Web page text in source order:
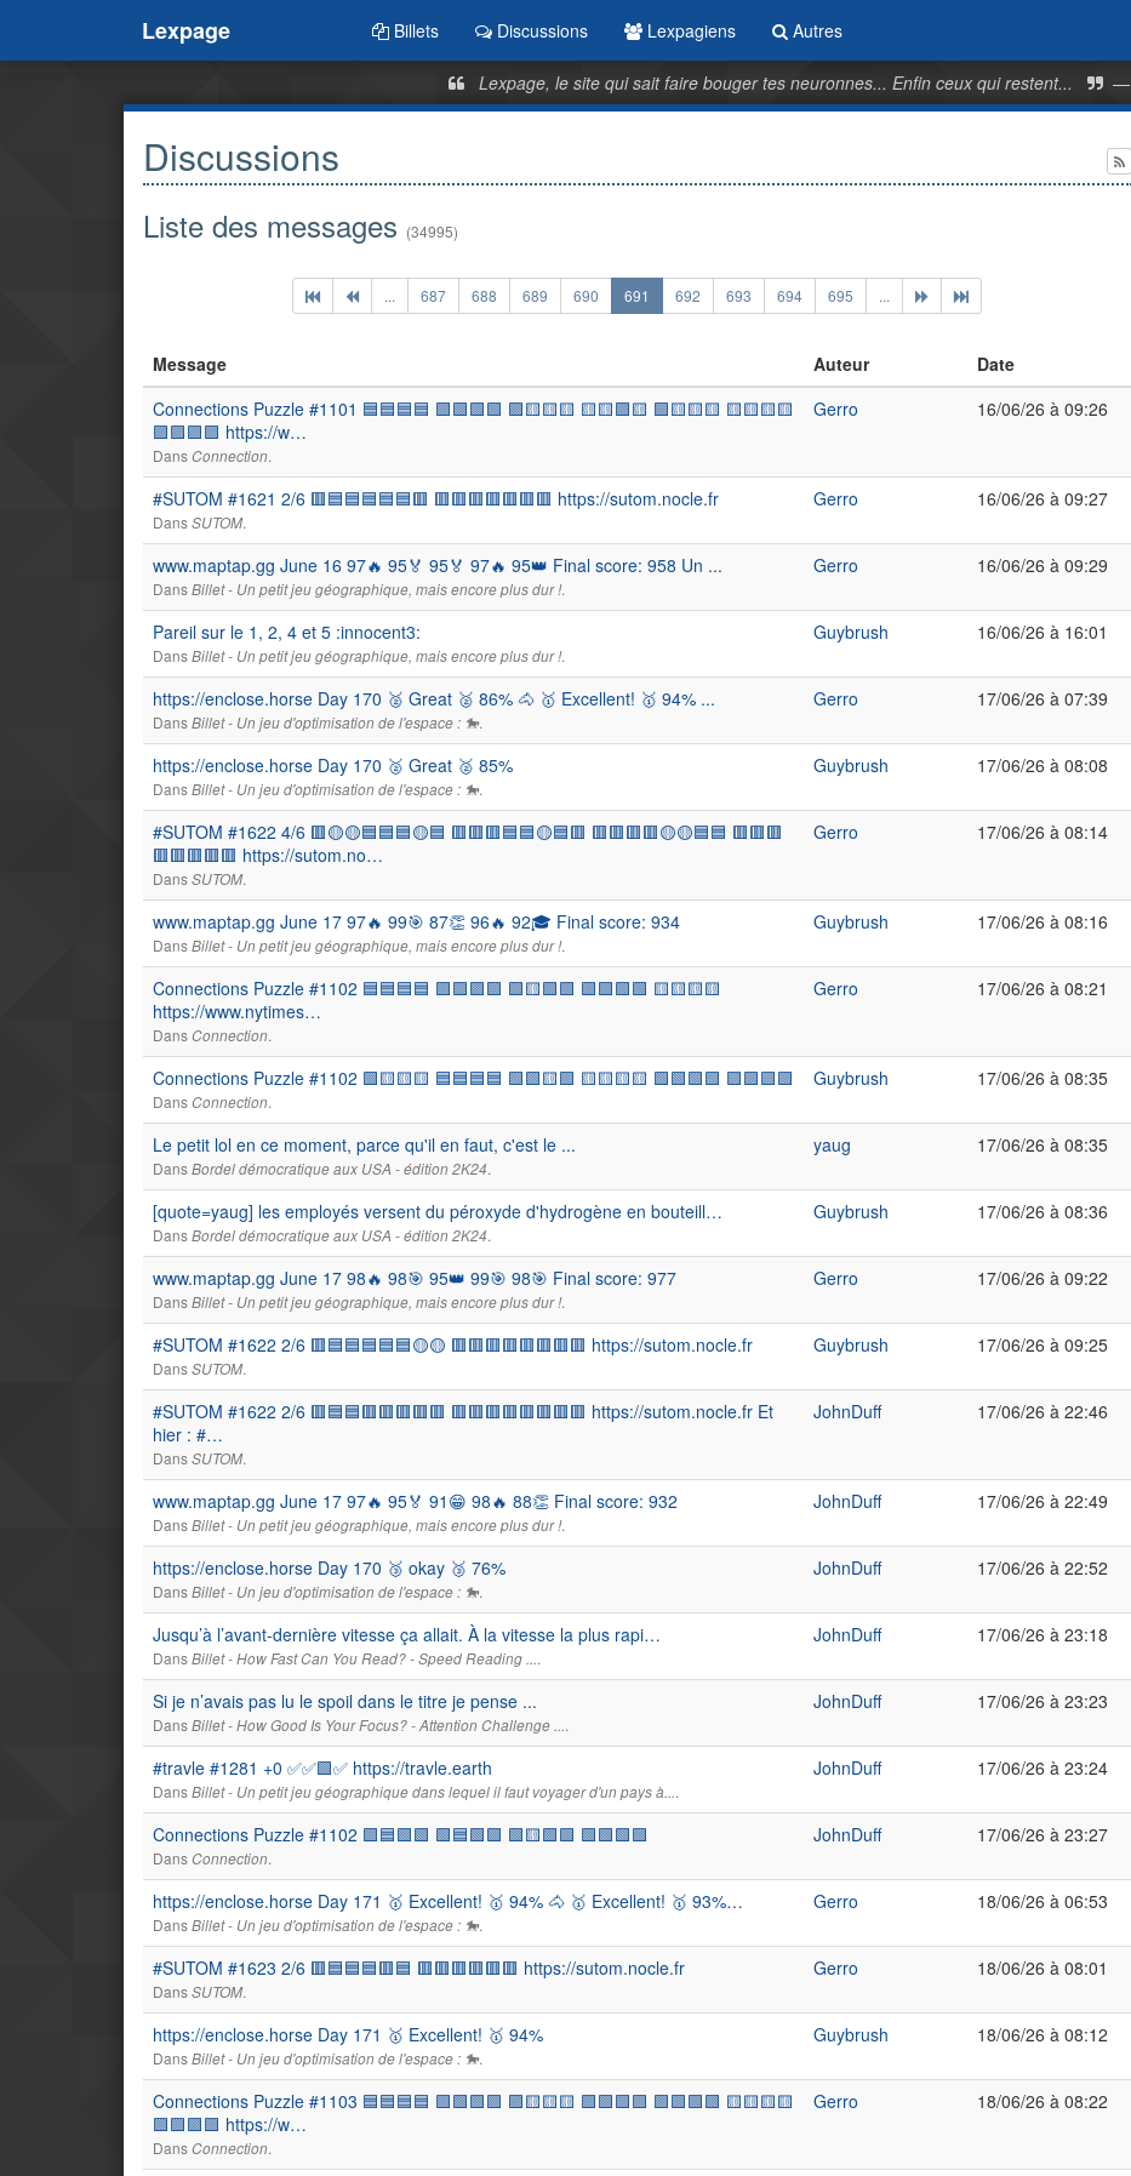
Lexpage Billets Discussions Lexpagiens Autres
Lexpage, le site qui sait faire bouger tes neuronnes... Enfin ceux qui restent... —
Discussions
Liste des messages (34995)
... 687 688 689 690 691 692 693 694 695 ...
Message Auteur
Date
Connections Puzzle #1101 🟦🟦🟦🟦 🟩🟩🟩🟩 🟪🟨🟨🟨 🟨🟨🟪🟨 🟪🟨🟨🟨 🟨🟨🟨🟨
🟪🟪🟪🟪 https://w…
DansConnection.
Gerro 16/06/26 à 09:26
#SUTOM #1621 2/6 🟥🟦🟦🟦🟦🟦🟥 🟥🟥🟥🟥🟥🟥🟥 https://sutom.nocle.fr
DansSUTOM.
Gerro 16/06/26 à 09:27
www.maptap.gg June 16 97🔥 95🏅 95🏅 97🔥 95👑 Final score: 958 Un ...
DansBillet - Un petit jeu géographique, mais encore plus dur !.
Gerro 16/06/26 à 09:29
Pareil sur le 1, 2, 4 et 5 :innocent3:
DansBillet - Un petit jeu géographique, mais encore plus dur !.
Guybrush 16/06/26 à 16:01
https://enclose.horse Day 170 🥈 Great 🥈 86% 🐴 🥇 Excellent! 🥇 94% ...
DansBillet - Un jeu d'optimisation de l'espace : 🐎.
Gerro 17/06/26 à 07:39
https://enclose.horse Day 170 🥈 Great 🥈 85%
DansBillet - Un jeu d'optimisation de l'espace : 🐎.
Guybrush 17/06/26 à 08:08
#SUTOM #1622 4/6 🟥🟡🟡🟦🟦🟦🟡🟦 🟥🟥🟥🟦🟦🟡🟦🟥 🟥🟥🟥🟥🟡🟡🟦🟦 🟥🟥🟥
🟥🟥🟥🟥🟥 https://sutom.no…
DansSUTOM.
Gerro 17/06/26 à 08:14
www.maptap.gg June 17 97🔥 99🎯 87👏 96🔥 92🎓 Final score: 934
DansBillet - Un petit jeu géographique, mais encore plus dur !.
Guybrush 17/06/26 à 08:16
Connections Puzzle #1102 🟦🟦🟦🟦 🟪🟪🟪🟪 🟩🟨🟩🟩 🟩🟩🟩🟩 🟨🟨🟨🟨
https://www.nytimes…
DansConnection.
Gerro 17/06/26 à 08:21
Connections Puzzle #1102 🟩🟨🟨🟨 🟦🟦🟦🟦 🟩🟩🟨🟩 🟨🟨🟨🟨 🟩🟩🟩🟩 🟪🟪🟪🟪
DansConnection.
Guybrush 17/06/26 à 08:35
Le petit lol en ce moment, parce qu'il en faut, c'est le ...
DansBordel démocratique aux USA - édition 2K24.
yaug 17/06/26 à 08:35
[quote=yaug] les employés versent du péroxyde d'hydrogène en bouteill…
DansBordel démocratique aux USA - édition 2K24.
Guybrush 17/06/26 à 08:36
www.maptap.gg June 17 98🔥 98🎯 95👑 99🎯 98🎯 Final score: 977
DansBillet - Un petit jeu géographique, mais encore plus dur !.
Gerro 17/06/26 à 09:22
#SUTOM #1622 2/6 🟥🟦🟦🟦🟦🟦🟡🟡 🟥🟥🟥🟥🟥🟥🟥🟥 https://sutom.nocle.fr
DansSUTOM.
Guybrush 17/06/26 à 09:25
#SUTOM #1622 2/6 🟥🟦🟦🟥🟥🟥🟥🟥 🟥🟥🟥🟥🟥🟥🟥🟥 https://sutom.nocle.fr Et
hier : #…
DansSUTOM.
JohnDuff 17/06/26 à 22:46
www.maptap.gg June 17 97🔥 95🏅 91😁 98🔥 88👏 Final score: 932
DansBillet - Un petit jeu géographique, mais encore plus dur !.
JohnDuff 17/06/26 à 22:49
https://enclose.horse Day 170 🥉 okay 🥉 76%
DansBillet - Un jeu d'optimisation de l'espace : 🐎.
JohnDuff 17/06/26 à 22:52
Jusqu’à l’avant-dernière vitesse ça allait. À la vitesse la plus rapi…
DansBillet - How Fast Can You Read? - Speed Reading ....
JohnDuff 17/06/26 à 23:18
Si je n’avais pas lu le spoil dans le titre je pense ...
DansBillet - How Good Is Your Focus? - Attention Challenge ....
JohnDuff 17/06/26 à 23:23
#travle #1281 +0 ✅✅🟩✅ https://travle.earth
DansBillet - Un petit jeu géographique dans lequel il faut voyager d'un pays à....
JohnDuff 17/06/26 à 23:24
Connections Puzzle #1102 🟩🟦🟩🟩 🟩🟦🟩🟩 🟩🟨🟩🟩 🟩🟩🟩🟪
DansConnection.
JohnDuff 17/06/26 à 23:27
https://enclose.horse Day 171 🥇 Excellent! 🥇 94% 🐴 🥇 Excellent! 🥇 93%…
DansBillet - Un jeu d'optimisation de l'espace : 🐎.
Gerro 18/06/26 à 06:53
#SUTOM #1623 2/6 🟥🟦🟦🟦🟥🟦 🟥🟥🟥🟥🟥🟥 https://sutom.nocle.fr
DansSUTOM.
Gerro 18/06/26 à 08:01
https://enclose.horse Day 171 🥇 Excellent! 🥇 94%
DansBillet - Un jeu d'optimisation de l'espace : 🐎.
Guybrush 18/06/26 à 08:12
Connections Puzzle #1103 🟦🟦🟦🟦 🟩🟩🟩🟪 🟪🟨🟨🟨 🟩🟩🟩🟪 🟩🟩🟩🟩 🟨🟨🟨🟨
🟪🟪🟪🟪 https://w…
DansConnection.
Gerro 18/06/26 à 08:22